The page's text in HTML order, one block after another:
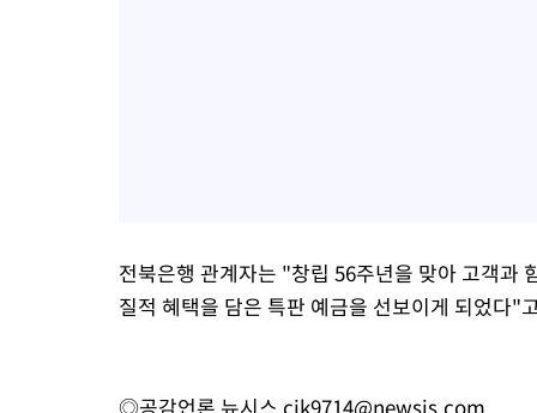
전북은행 관계자는 "창립 56주년을 맞아 고객과
질적 혜택을 담은 특판 예금을 선보이게 되었다"
◎공감언론 뉴시스 cjk9714@newsis.com